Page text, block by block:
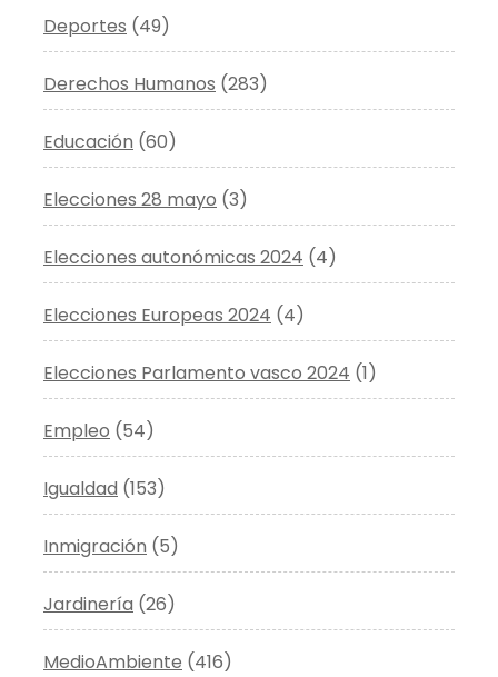
Deportes (49)
Derechos Humanos (283)
Educación (60)
Elecciones 28 mayo (3)
Elecciones autonómicas 2024 (4)
Elecciones Europeas 2024 (4)
Elecciones Parlamento vasco 2024 (1)
Empleo (54)
Igualdad (153)
Inmigración (5)
Jardinería (26)
MedioAmbiente (416)